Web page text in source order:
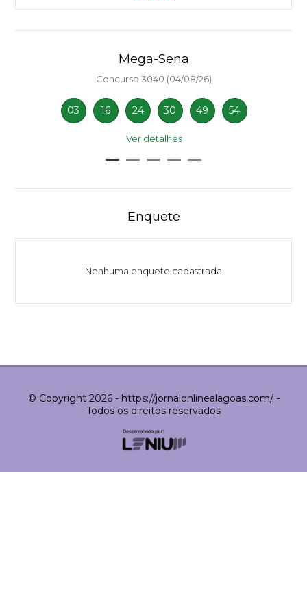
Mega-Sena
Concurso 3040 (04/08/26)
03 16 24 30 49 54
Ver detalhes
Enquete
Nenhuma enquete cadastrada
© Copyright 2026 - https://jornalonlinealagoas.com/ -
Todos os direitos reservados